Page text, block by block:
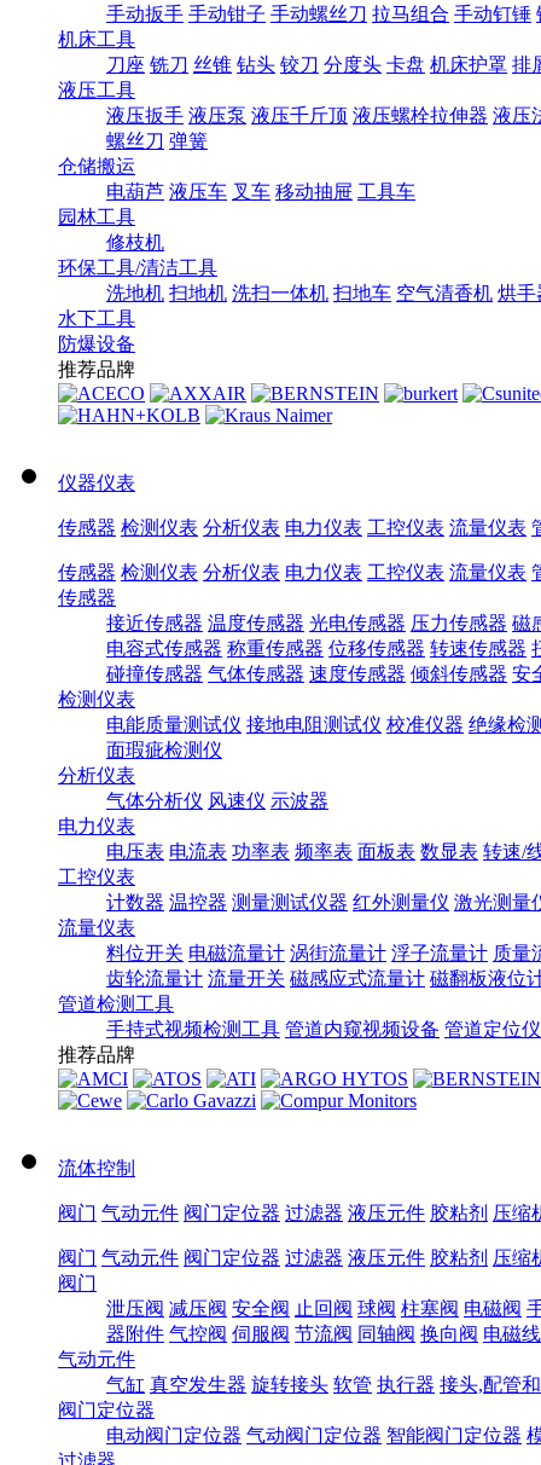
手动扳手 手动钳子 手动螺丝刀 拉马组合 手动钉锤
机床工具
刀座 铣刀 丝锥 钻头 铰刀 分度头 卡盘 机床护罩 排
液压工具
液压扳手 液压泵 液压千斤顶 液压螺栓拉伸器 液压
螺丝刀 弹簧
仓储搬运
电葫芦 液压车 叉车 移动抽屉 工具车
园林工具
修枝机
环保工具/清洁工具
洗地机 扫地机 洗扫一体机 扫地车 空气清香机 烘手
水下工具
防爆设备
推荐品牌
仪器仪表
传感器 检测仪表 分析仪表 电力仪表 工控仪表 流量仪表
传感器 检测仪表 分析仪表 电力仪表 工控仪表 流量仪表
传感器
接近传感器 温度传感器 光电传感器 压力传感器 磁
电容式传感器 称重传感器 位移传感器 转速传感器
碰撞传感器 气体传感器 速度传感器 倾斜传感器 安
检测仪表
电能质量测试仪 接地电阻测试仪 校准仪器 绝缘检
面瑕疵检测仪
分析仪表
气体分析仪 风速仪 示波器
电力仪表
电压表 电流表 功率表 频率表 面板表 数显表 转速/
工控仪表
计数器 温控器 测量测试仪器 红外测量仪 激光测量
流量仪表
料位开关 电磁流量计 涡街流量计 浮子流量计 质量
齿轮流量计 流量开关 磁感应式流量计 磁翻板液位
管道检测工具
手持式视频检测工具 管道内窥视频设备 管道定位仪
推荐品牌
流体控制
阀门 气动元件 阀门定位器 过滤器 液压元件 胶粘剂 压缩
阀门 气动元件 阀门定位器 过滤器 液压元件 胶粘剂 压缩
阀门
泄压阀 减压阀 安全阀 止回阀 球阀 柱塞阀 电磁阀
器附件 气控阀 伺服阀 节流阀 同轴阀 换向阀 电磁
气动元件
气缸 真空发生器 旋转接头 软管 执行器 接头,配管
阀门定位器
电动阀门定位器 气动阀门定位器 智能阀门定位器
过滤器